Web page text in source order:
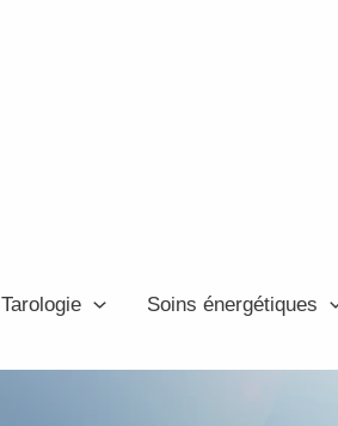
Tarologie Soins énergétiques